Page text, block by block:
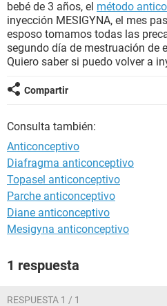
SEXUALIDAD
GLOSARIO
bebé de 3 años, el método
inyección MESIGYNA, el mes
esposo tomamos todas las
segundo día de mestruación de
Quiero saber si puedo volver a
Compartir
Consulta también:
Anticonceptivo
Diafragma anticonceptivo
Topasel anticonceptivo
Parche anticonceptivo
Diane anticonceptivo
Mesigyna anticonceptivo
1 respuesta
RESPUESTA 1 / 1